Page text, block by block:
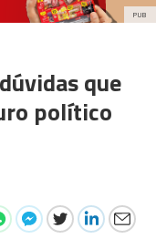
PUB
que
político